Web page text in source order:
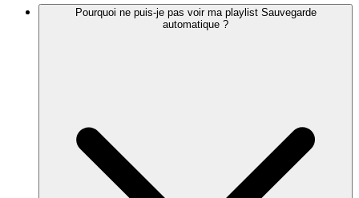
Pourquoi ne puis-je pas voir ma playlist Sauvegarde
automatique ?